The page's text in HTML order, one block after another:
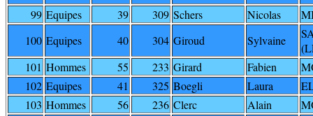
99 Equipes 39 309 Schers Nicolas
100 Equipes 40 304 Giroud Sylvaine
101 Hommes 55 233 Girard Fabien
102 Equipes 41 325 Boegli Laura
103 Hommes 56 236 Clerc Alain